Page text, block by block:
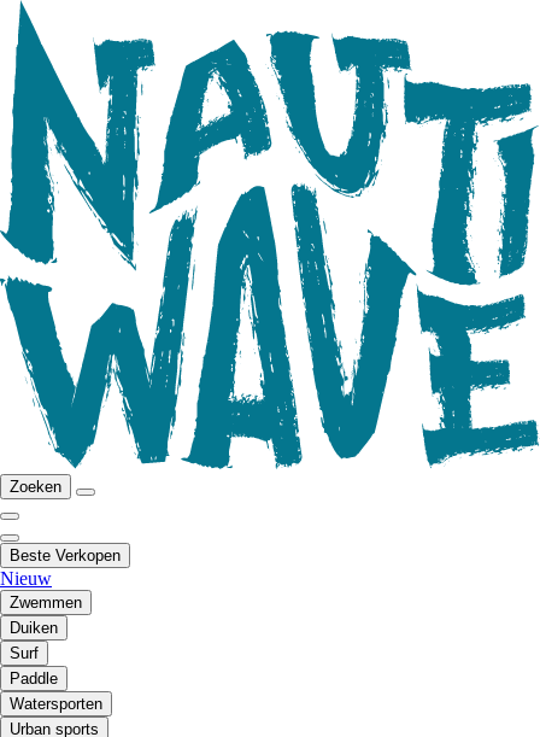
Zoeken
Beste Verkopen
Nieuw
Zwemmen
Duiken
Surf
Paddle
Watersporten
Urban sports